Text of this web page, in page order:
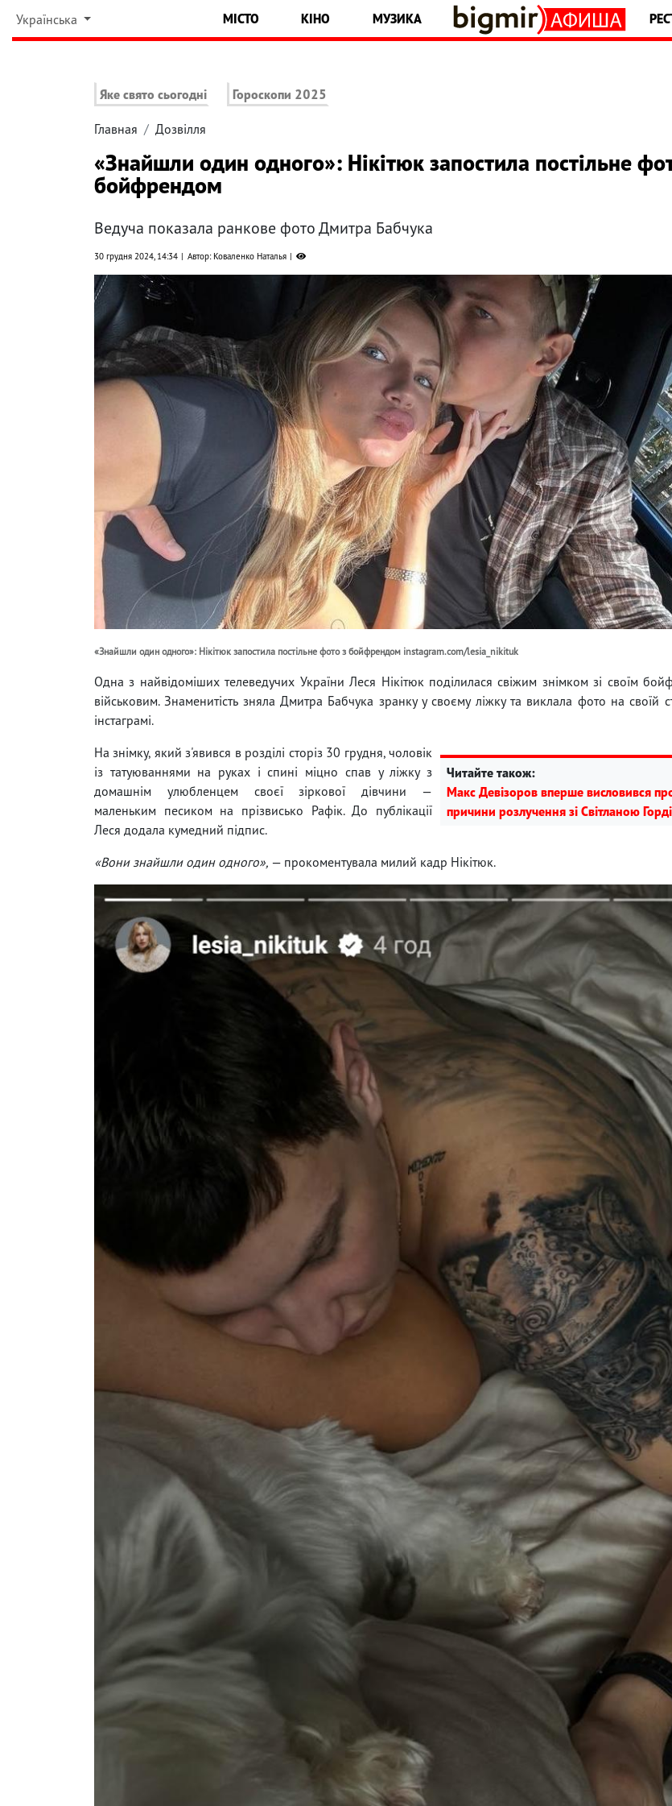
Українська МІСТО КІНО МУЗИКА
Яке свято сьогодні Гороскопи 2025
Главная Дозвілля
«Знайшли один одного»: Нікітюк запостила постільне
бойфрендом
Ведуча показала ранкове фото Дмитра Бабчука
30 грудня 2024, 14:34 Автор: Коваленко Наталья
«Знайшли один одного»: Нікітюк запостила постільне фото з бойфрендом instagram.com/lesia_nikituk
Одна з найвідоміших телеведучих України Леся Нікітюк поділилася свіжим знімком зі своїм
військовим. Знаменитість зняла Дмитра Бабчука зранку у своєму ліжку та виклала фото на своїй
інстаграмі.
Читайте також:
Макс Девізоров вперше висловився
причини розлучення зі Світланою
На знімку, який з'явився в розділі сторіз 30 грудня, чоловік
із татуюваннями на руках і спині міцно спав у ліжку з
домашнім улюбленцем своєї зіркової дівчини —
маленьким песиком на прізвисько Рафік. До публікації
Леся додала кумедний підпис.
«Вони знайшли один одного», — прокоментувала милий кадр Нікітюк.